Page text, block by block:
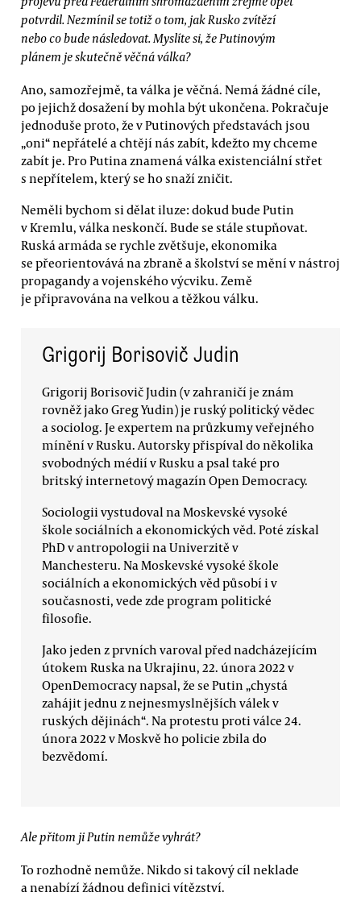
potvrdil. Nezmínil se totiž o tom, jak Rusko zvítězí
nebo co bude následovat. Myslíte si, že Putinovým
plánem je skutečně věčná válka?
Ano, samozřejmě, ta válka je věčná. Nemá žádné cíle,
po jejichž dosažení by mohla být ukončena. Pokračuje
jednoduše proto, že v Putinových představách jsou
„oni“ nepřátelé a chtějí nás zabít, kdežto my chceme
zabít je. Pro Putina znamená válka existenciální střet
s nepřítelem, který se ho snaží zničit.
Neměli bychom si dělat iluze: dokud bude Putin
v Kremlu, válka neskončí. Bude se stále stupňovat.
Ruská armáda se rychle zvětšuje, ekonomika
se přeorientovává na zbraně a školství se mění v nástroj
propagandy a vojenského výcviku. Země
je připravována na velkou a těžkou válku.
Grigorij Borisovič Judin
Grigorij Borisovič Judin (v zahraničí je znám
rovněž jako Greg Yudin) je ruský politický vědec
a sociolog. Je expertem na průzkumy veřejného
mínění v Rusku. Autorsky přispíval do několika
svobodných médií v Rusku a psal také pro
britský internetový magazín Open Democracy.
Sociologii vystudoval na Moskevské vysoké
škole sociálních a ekonomických věd. Poté získal
PhD v antropologii na Univerzitě v
Manchesteru. Na Moskevské vysoké škole
sociálních a ekonomických věd působí i v
současnosti, vede zde program politické
filosofie.
Jako jeden z prvních varoval před nadcházejícím
útokem Ruska na Ukrajinu, 22. února 2022 v
OpenDemocracy napsal, že se Putin „chystá
zahájit jednu z nejnesmyslnějších válek v
ruských dějinách“. Na protestu proti válce 24.
února 2022 v Moskvě ho policie zbila do
bezvědomí.
Ale přitom ji Putin nemůže vyhrát?
To rozhodně nemůže. Nikdo si takový cíl neklade
a nenabízí žádnou definici vítězství.